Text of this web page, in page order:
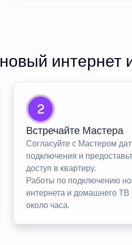
интернет
2
Встречайте Мастера
Согласуйте с Мастером
подключения и
доступ в квартиру.
Работы по подключению
интернета и домашнего
около часа.